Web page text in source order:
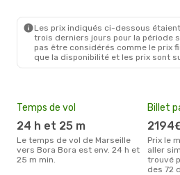
Les prix indiqués ci-dessous
trois derniers jours pour la période
pas être considérés comme le prix
que la disponibilité et les prix sont
Temps de vol
24 h et 25 m
Le temps de vol de Marseille
vers Bora Bora est env. 24 h et
25 m min.
Billet
Prix le moins cher pour un billet
aller
trouvé
des 72